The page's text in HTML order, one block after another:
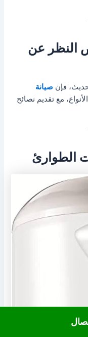
النظر عن
حديث، فإنصيانة
مع تقديم نصائح
الطوارئ